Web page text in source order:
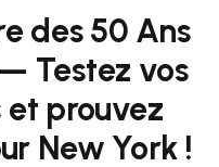
des 50 Ans
Testez vos
et prouvez
New York !